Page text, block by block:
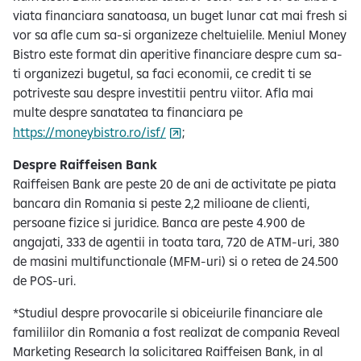
viata financiara sanatoasa, un buget lunar cat mai fresh si
vor sa afle cum sa-si organizeze cheltuielile. Meniul Money
Bistro este format din aperitive financiare despre cum sa-
ti organizezi bugetul, sa faci economii, ce credit ti se
potriveste sau despre investitii pentru viitor. Afla mai
multe despre sanatatea ta financiara pe
https://moneybistro.ro/isf/
;
Despre Raiffeisen Bank
Raiffeisen Bank are peste 20 de ani de activitate pe piata
bancara din Romania si peste 2,2 milioane de clienti,
persoane fizice si juridice. Banca are peste 4.900 de
angajati, 333 de agentii in toata tara, 720 de ATM-uri, 380
de masini multifunctionale (MFM-uri) si o retea de 24.500
de POS-uri.
*Studiul despre provocarile si obiceiurile financiare ale
familiilor din Romania a fost realizat de compania Reveal
Marketing Research la solicitarea Raiffeisen Bank, in al